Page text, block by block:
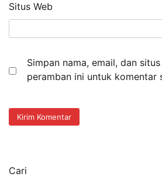
Situs Web
Simpan nama, email, dan
peramban ini untuk komentar
Cari